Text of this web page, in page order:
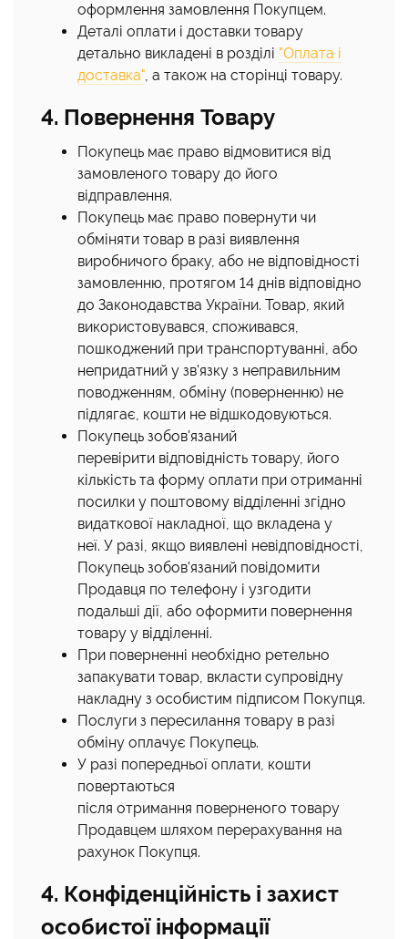
оформлення замовлення Покупцем.
Деталі оплати і доставки товару
детально викладені в розділі "Оплата і
доставка", а також на сторінці товару.
4. Повернення Товару
Покупець має право відмовитися від
замовленого товару до його
відправлення.
Покупець має право повернути чи
обміняти товар в разі виявлення
виробничого браку, або не відповідності
замовленню, протягом 14 днів відповідно
до Законодавства України. Товар, який
використовувався, споживався,
пошкоджений при транспортуванні, або
непридатний у зв'язку з неправильним
поводженням, обміну (поверненню) не
підлягає, кошти не відшкодовуються.
Покупець зобов'язаний
перевірити відповідність товару, його
кількість та форму оплати при отриманні
посилки у поштовому відділенні згідно
видаткової накладної, що вкладена у
неї. У разі, якщо виявлені невідповідності,
Покупець зобов'язаний повідомити
Продавця по телефону і узгодити
подальші дії, або оформити повернення
товару у відділенні.
При поверненні необхідно ретельно
запакувати товар, вкласти супровідну
накладну з особистим підписом Покупця.
Послуги з пересилання товару в разі
обміну оплачує Покупець.
У разі попередньої оплати, кошти
повертаються
після отримання поверненого товару
Продавцем шляхом перерахування на
рахунок Покупця.
4. Конфіденційність і захист
особистої інформації